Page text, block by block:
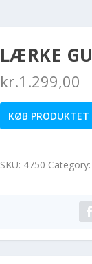
LÆRKE
kr.1.299,00
KØB
SKU: 4750 Category: